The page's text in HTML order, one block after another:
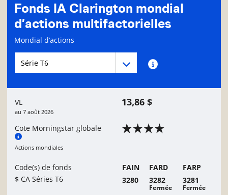
Fonds IA Clarington mondial
d’actions multifactorielles
Page d'informations sur le fonds
Mondial d’actions
Menu déroulant des séries du Fonds
Menu déroulant des séries du Fonds
VL
au 7 août 2026
13,86 $
Cote Morningstar globale
Actions mondiales
Code(s) de fonds
$ CA Séries T6
FAIN FARD
FARP
3280
3282
Fermée
3281
Fermée